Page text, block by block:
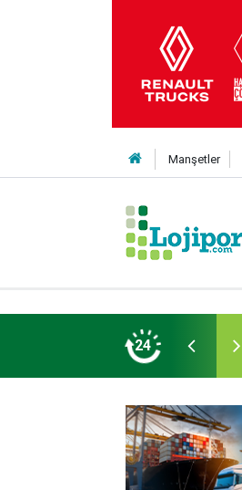
Manşetler
24
Nesil Kabin Projesi’nde birleşecek